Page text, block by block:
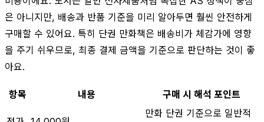
은 아니지만, 배송과 반품 기준을 미리 알아두면 훨씬 안전하게
구매할 수 있어요. 특히 단권 만화책은 배송비가 체감가에 영향
을 주기 쉬우므로, 최종 결제 금액을 기준으로 판단하는 것이 좋
아요.
항목 내용 구매 시 해석 포인트
만화 단권 기준으로 일반적